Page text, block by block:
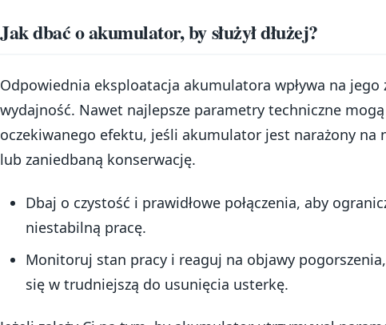
Jak dbać o akumulator, by służył dłużej?
Odpowiednia eksploatacja akumulatora wpływa na jego
wydajność. Nawet najlepsze parametry techniczne
oczekiwanego efektu, jeśli akumulator jest narażony na
lub zaniedbaną konserwację.
Dbaj o czystość i prawidłowe połączenia, aby
niestabilną pracę.
Monitoruj stan pracy i reaguj na objawy
się w trudniejszą do usunięcia usterkę.